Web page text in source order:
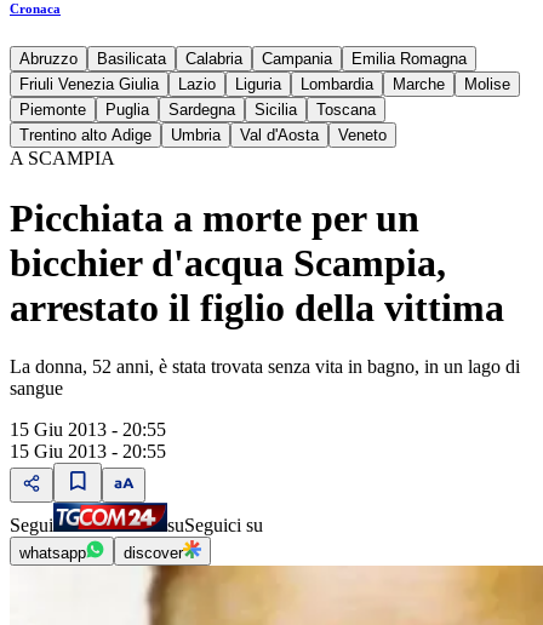
Cronaca
Abruzzo Basilicata Calabria Campania
Emilia Romagna
Friuli Venezia Giulia
Lazio Liguria Lombardia Marche
Molise
Piemonte
Puglia Sardegna Sicilia
Toscana
Trentino alto Adige
Umbria Val d'Aosta Veneto
A SCAMPIA
Picchiata a morte per un
bicchier d'acqua Scampia,
arrestato il figlio della vittima
La donna, 52 anni, è stata trovata senza vita in bagno, in un lago di
sangue
15 Giu 2013 - 20:55
15 Giu 2013 - 20:55
Segui suSeguici su
whatsapp discover